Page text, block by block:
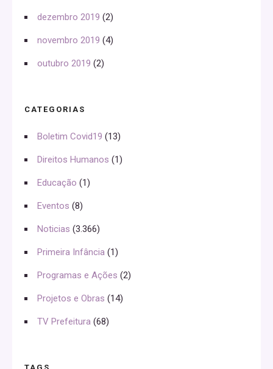
dezembro 2019 (2)
novembro 2019 (4)
outubro 2019 (2)
CATEGORIAS
Boletim Covid19 (13)
Direitos Humanos (1)
Educação (1)
Eventos (8)
Noticias (3.366)
Primeira Infância (1)
Programas e Ações (2)
Projetos e Obras (14)
TV Prefeitura (68)